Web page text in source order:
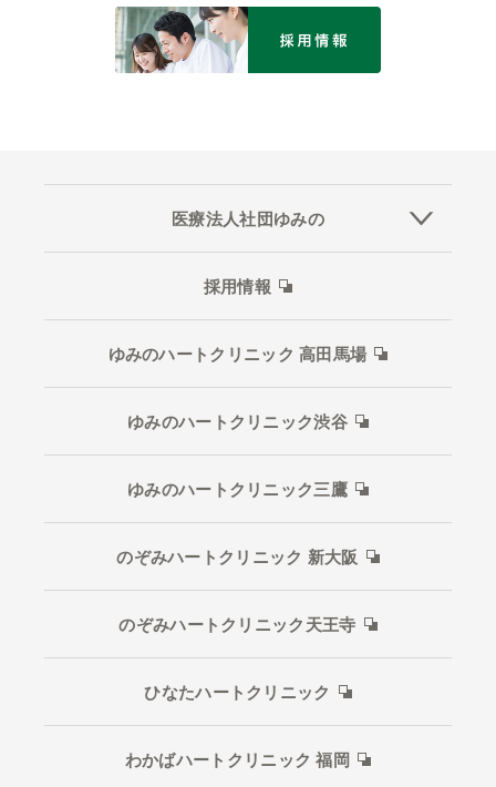
医療法人社団ゆみの
採用情報
ゆみのハートクリニック 高田馬場
ゆみのハートクリニック渋谷
ゆみのハートクリニック三鷹
のぞみハートクリニック 新大阪
のぞみハートクリニック天王寺
ひなたハートクリニック
わかばハートクリニック 福岡